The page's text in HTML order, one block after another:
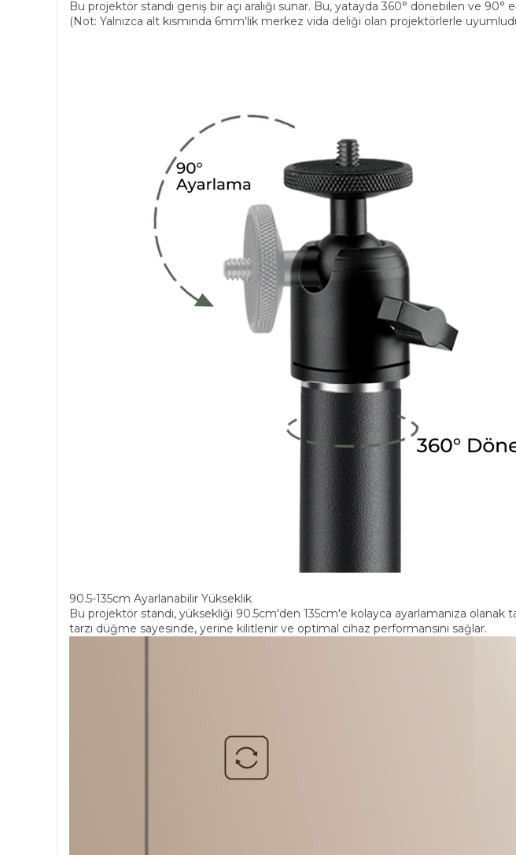
Bu projektör standı geniş bir açı aralığı sunar. Bu, yatayda 360° dönebilen ve
(Not: Yalnızca alt kısmında 6mm'lik merkez vida deliği olan projektörlerle
90.5-135cm Ayarlanabilir Yükseklik
Bu projektör standı, yüksekliği 90.5cm'den 135cm'e kolayca ayarlamanıza olanak
tarzı düğme sayesinde, yerine kilitlenir ve optimal cihaz performansını sağlar.